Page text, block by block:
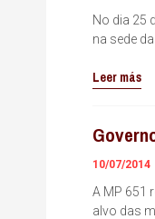
No dia 25
na sede
Leer más
10/07/2014
A MP 651
alvo das